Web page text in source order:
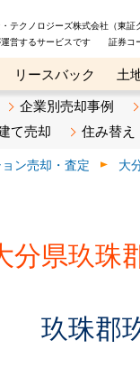
・テクノロジーズ株式会社（東証
運営するサービスです 証券コ
リースバック 土
オンライン講座
企業別売却事例
て売却 住み替え
ン売却・査定 大
分県玖珠
玖珠郡